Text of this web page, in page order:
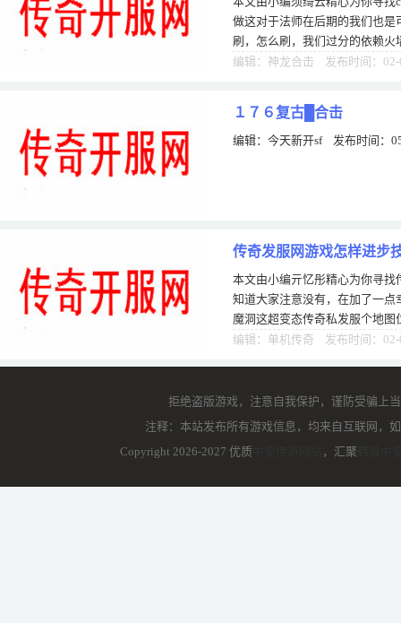
做这对于法师在后期的我们也
刷，怎么刷，我们过分的依赖
能了，殊不知其实法师也是有着
编辑：神龙合击 发布时间：02-
１７６复古█合击
编辑：今天新开sf 发布时间：
传奇发服网游戏怎样进步
本文由小编亓忆彤精心为你寻
知道大家注意没有，在加了一
魔洞这超变态传奇私发服个地
想要进入是没有丝毫影响的，相
编辑：单机传奇 发布时间：02-
拒绝盗版游戏，注意自我保护，谨防受骗上
注释：本站发布所有游戏信息，均来自互联网，
Copyright 2026-2027 优质
，汇聚